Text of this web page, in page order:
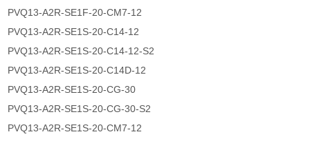
PVQ13-A2R-SE1F-20-CM7-12
PVQ13-A2R-SE1S-20-C14-12
PVQ13-A2R-SE1S-20-C14-12-S2
PVQ13-A2R-SE1S-20-C14D-12
PVQ13-A2R-SE1S-20-CG-30
PVQ13-A2R-SE1S-20-CG-30-S2
PVQ13-A2R-SE1S-20-CM7-12